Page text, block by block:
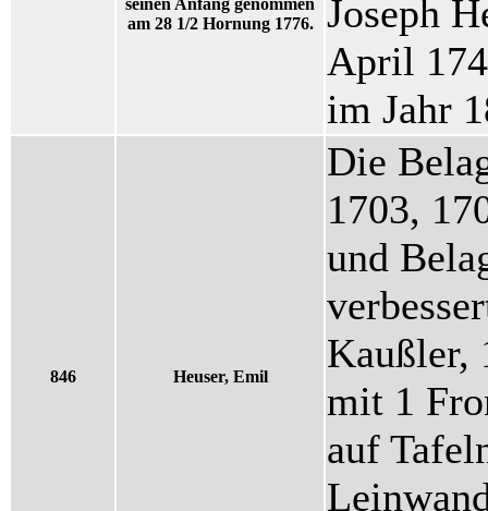
seinen Anfang genommen
am 28 1/2 Hornung 1776.
Joseph
April
im Jahr
846 Heuser, Emil
Die
1703,
und
Kaußler,
mit 1
auf